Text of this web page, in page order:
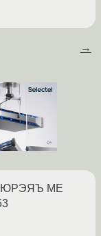
→
МЕ